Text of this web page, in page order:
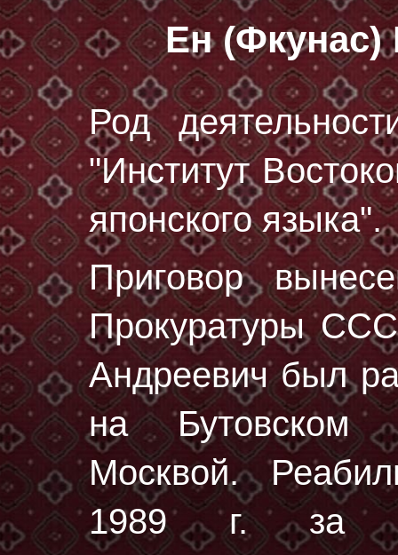
Ен (Фкунас)
Род
"Институт
японского языка".
Приговор
Прокуратуры
Андреевич был
на Бутовском
Москвой.
1989 г. за